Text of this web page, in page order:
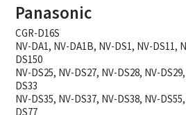
Panasonic
CGR-D16S
NV-DA1, NV-DA1B, NV-DS1, NV-DS11,
DS150
NV-DS25, NV-DS27, NV-DS28, NV-
DS33
NV-DS35, NV-DS37, NV-DS38, NV-
DS77